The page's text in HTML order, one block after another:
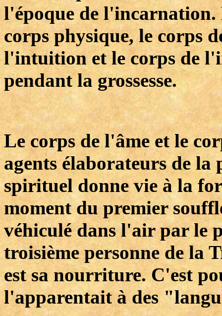
l'époque de l'incarnation.
corps physique, le corps
l'intuition et le corps de
pendant la grossesse.
Le corps de l'âme et le
agents élaborateurs de la
spirituel donne vie à la
moment du premier
véhiculé dans l'air par le
troisième personne de la
est sa nourriture. C'est
l'apparentait à des